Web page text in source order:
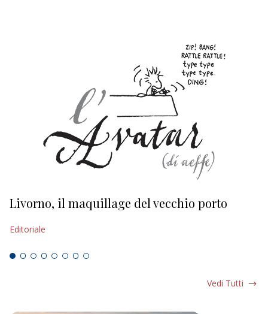
Livorno, il maquillage del vecchio porto
Editoriale
Vedi Tutti